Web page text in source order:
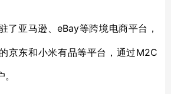
了亚马逊、eBay等跨境电商平台，
京东和小米有品等平台，通过M2C